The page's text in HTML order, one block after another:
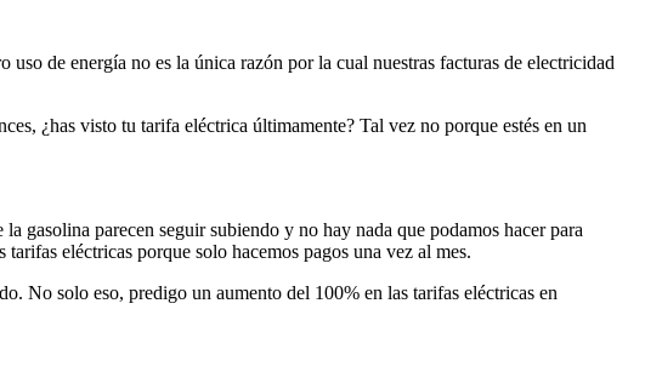
de energía no es la única razón por la cual nuestras facturas de electricidad
¿has visto tu tarifa eléctrica últimamente? Tal vez no porque estés en un
gasolina parecen seguir subiendo y no hay nada que podamos hacer para
eléctricas porque solo hacemos pagos una vez al mes.
No solo eso, predigo un aumento del 100% en las tarifas eléctricas en